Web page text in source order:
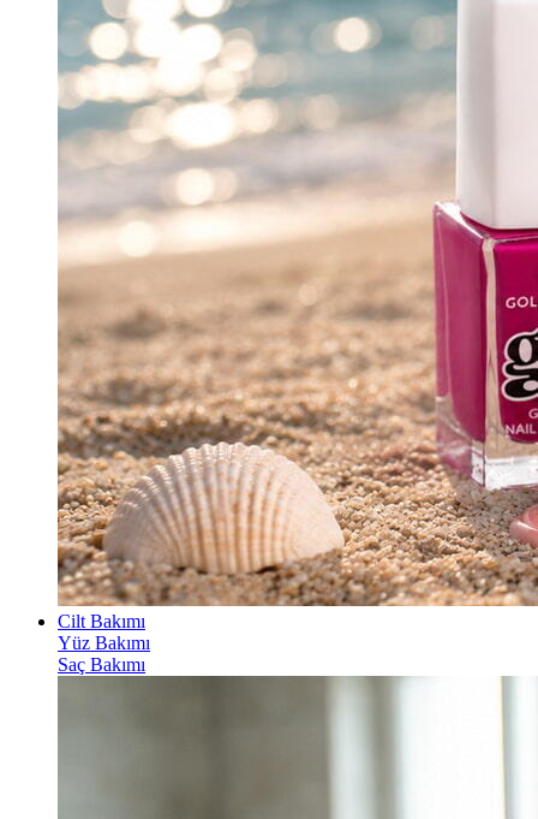
Cilt Bakımı
Yüz Bakımı
Saç Bakımı